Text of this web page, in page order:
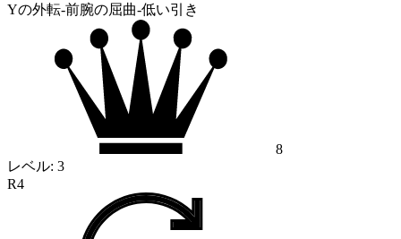
Yの外転-前腕の屈曲-低い引き
8
レベル: 3
R4